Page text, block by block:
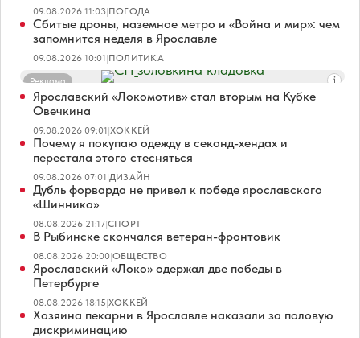
09.08.2026 11:03|ПОГОДА
Сбитые дроны, наземное метро и «Война и мир»: чем
запомнится неделя в Ярославле
09.08.2026 10:01|ПОЛИТИКА
Реклама
Ярославский «Локомотив» стал вторым на Кубке
Овечкина
09.08.2026 09:01|ХОККЕЙ
Почему я покупаю одежду в секонд-хендах и
перестала этого стесняться
09.08.2026 07:01|ДИЗАЙН
Дубль форварда не привел к победе ярославского
«Шинника»
08.08.2026 21:17|СПОРТ
В Рыбинске скончался ветеран-фронтовик
08.08.2026 20:00|ОБЩЕСТВО
Ярославский «Локо» одержал две победы в
Петербурге
08.08.2026 18:15|ХОККЕЙ
Хозяина пекарни в Ярославле наказали за половую
дискриминацию